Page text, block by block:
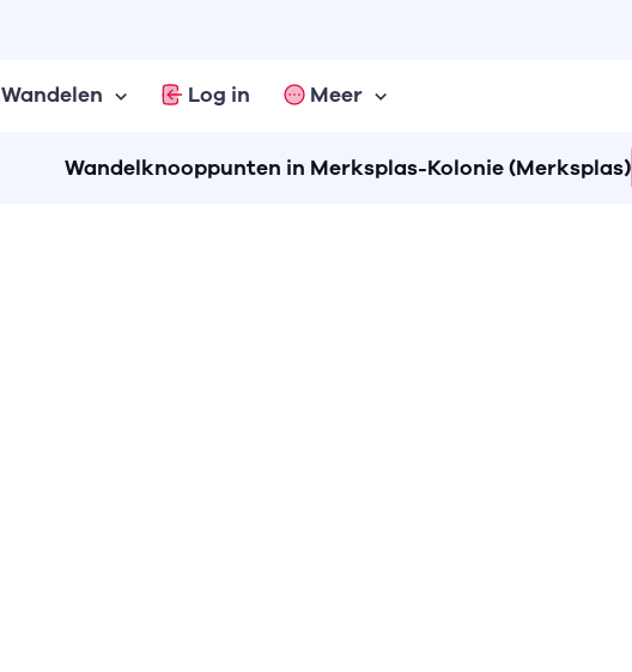
Wandelen Log in Meer
Wandelknooppunten in Merksplas-Kolonie (Merksplas)